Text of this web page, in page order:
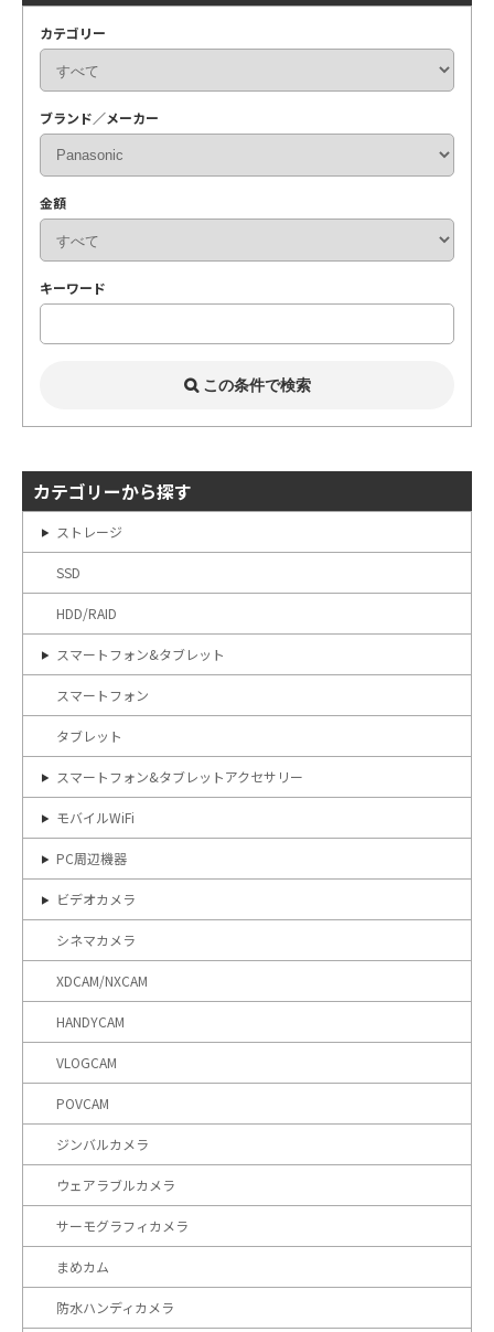
カテゴリー
ブランド／メーカー
金額
キーワード
カテゴリーから探す
ストレージ
SSD
HDD/RAID
スマートフォン&タブレット
スマートフォン
タブレット
スマートフォン&タブレットアクセサリー
モバイルWiFi
PC周辺機器
ビデオカメラ
シネマカメラ
XDCAM/NXCAM
HANDYCAM
VLOGCAM
POVCAM
ジンバルカメラ
ウェアラブルカメラ
サーモグラフィカメラ
まめカム
防水ハンディカメラ